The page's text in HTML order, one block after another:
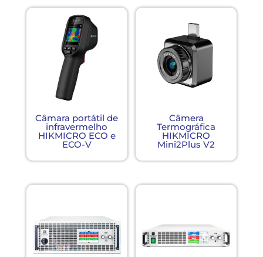
Câmara portátil de
infravermelho
HIKMICRO ECO e
ECO-V
Câmera
Termográfica
HIKMICRO
Mini2Plus V2